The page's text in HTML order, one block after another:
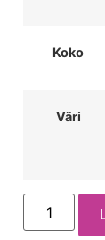
Koko
Väri